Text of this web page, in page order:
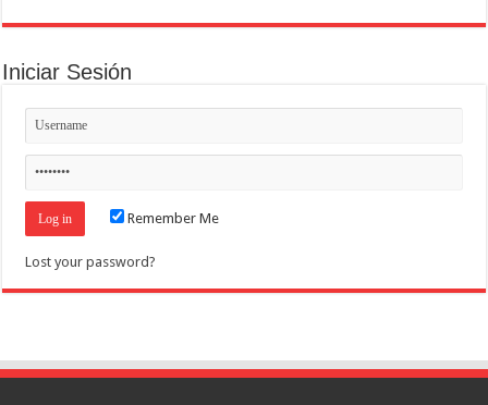
Iniciar Sesión
Remember Me
Lost your password?